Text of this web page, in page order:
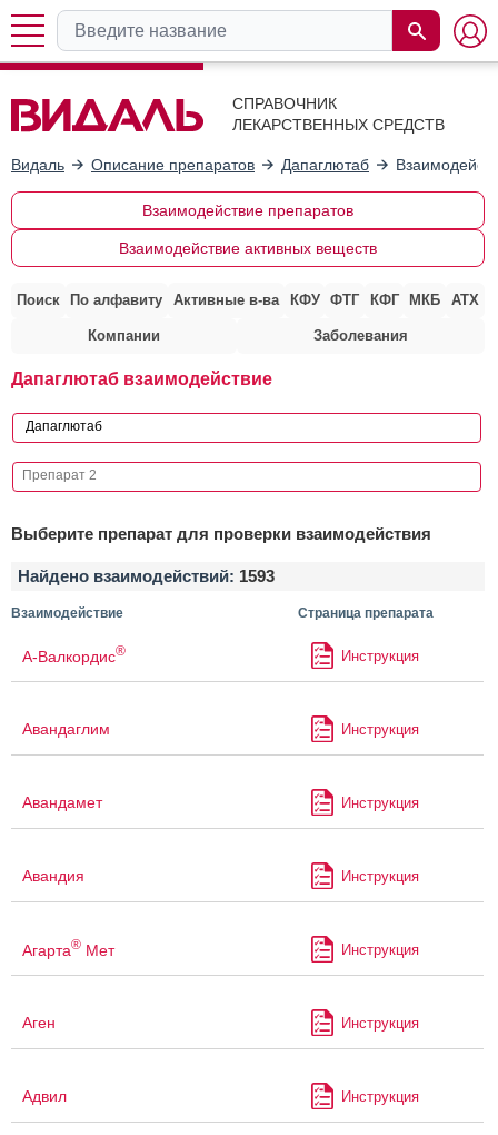
СПРАВОЧНИК
ЛЕКАРСТВЕННЫХ СРЕДСТВ
Видаль Описание препаратов Дапаглютаб
Взаимодействие препаратов
Взаимодействие активных веществ
Поиск По алфавиту Активные в-ва КФУ ФТГ КФГ МКБ АТХ
Компании Заболевания
Дапаглютаб взаимодействие
Выберите препарат для проверки взаимодействия
Найдено взаимодействий: 1593
Взаимодействие Страница препарата
А-Валкордис® Инструкция
Авандаглим Инструкция
Авандамет Инструкция
Авандия Инструкция
Агарта® Мет Инструкция
Аген Инструкция
Адвил Инструкция